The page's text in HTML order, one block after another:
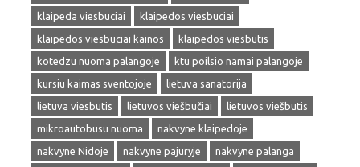
klaipeda viesbuciai
klaipedos viesbuciai
klaipedos viesbuciai kainos
klaipedos viesbutis
kotedzu nuoma palangoje
ktu poilsio namai palangoje
kursiu kaimas sventojoje
lietuva sanatorija
lietuva viesbutis
lietuvos viešbučiai
lietuvos viešbutis
mikroautobusu nuoma
nakvyne klaipedoje
nakvyne Nidoje
nakvyne pajuryje
nakvyne palanga